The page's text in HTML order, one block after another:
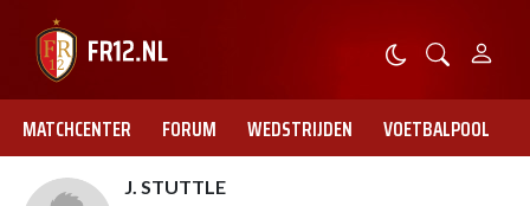
MATCHCENTER FORUM WEDSTRIJDEN VOETBALPOOL
J. STUTTLE